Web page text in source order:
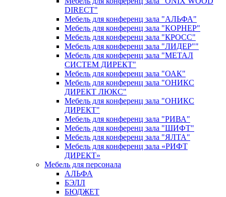
DIRECT"
Мебель для конференц зала "АЛЬФА"
Мебель для конференц зала "КОРНЕР"
Мебель для конференц зала "КРОСС"
Мебель для конференц зала "ЛИДЕР""
Мебель для конференц зала "МЕТАЛ
СИСТЕМ ДИРЕКТ"
Мебель для конференц зала "ОАК"
Мебель для конференц зала "ОНИКС
ДИРЕКТ ЛЮКС"
Мебель для конференц зала "ОНИКС
ДИРЕКТ"
Мебель для конференц зала "РИВА"
Мебель для конференц зала "ШИФТ"
Мебель для конференц зала "ЯЛТА"
Мебель для конференц зала «РИФТ
ДИРЕКТ»
Мебель для персонала
АЛЬФА
БЭЛЛ
БЮДЖЕТ